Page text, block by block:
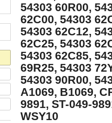
54303 60R00,
62C00, 54303
54303 62C12,
62C25, 54303
54303 62C85,
69R25, 54303
54303 90R00,
A1069, B1069,
9891, ST-049-
WSY10